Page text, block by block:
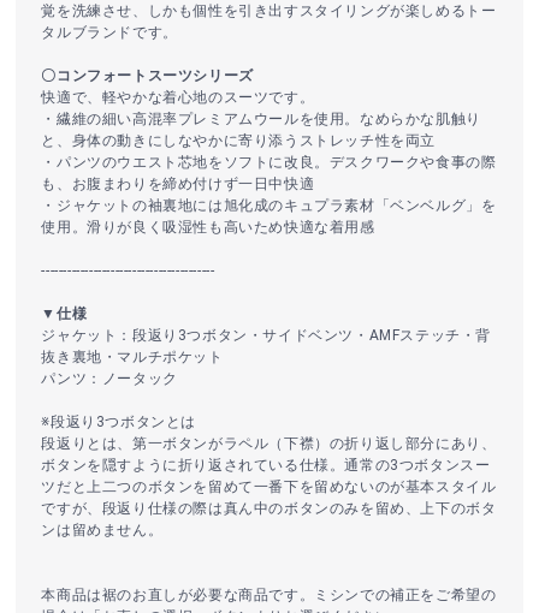
覚を洗練させ、しかも個性を引き出すスタイリングが楽しめるトー
タルブランドです。
〇コンフォートスーツシリーズ
快適で、軽やかな着心地のスーツです。
・繊維の細い高混率プレミアムウールを使用。なめらかな肌触り
と、身体の動きにしなやかに寄り添うストレッチ性を両立
・パンツのウエスト芯地をソフトに改良。デスクワークや食事の際
も、お腹まわりを締め付けず一日中快適
・ジャケットの袖裏地には旭化成のキュプラ素材「ベンベルグ」を
使用。滑りが良く吸湿性も高いため快適な着用感
----------------------------------------
▼仕様
ジャケット：段返り3つボタン・サイドベンツ・AMFステッチ・背
抜き裏地・マルチポケット
パンツ：ノータック
※段返り3つボタンとは
段返りとは、第一ボタンがラペル（下襟）の折り返し部分にあり、
ボタンを隠すように折り返されている仕様。通常の3つボタンスー
ツだと上二つのボタンを留めて一番下を留めないのが基本スタイル
ですが、段返り仕様の際は真ん中のボタンのみを留め、上下のボタ
ンは留めません。
本商品は裾のお直しが必要な商品です。ミシンでの補正をご希望の